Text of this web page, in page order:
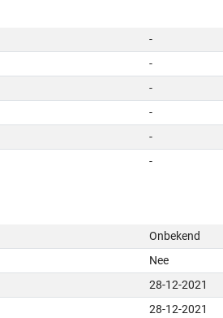
-
-
-
-
-
-
Onbekend
Nee
28-12-2021
28-12-2021